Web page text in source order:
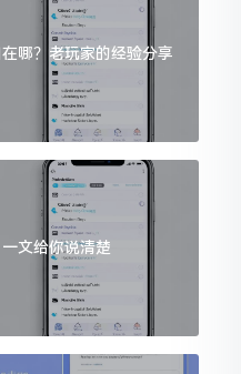
哪？老玩家的经验分享
文给你说清楚